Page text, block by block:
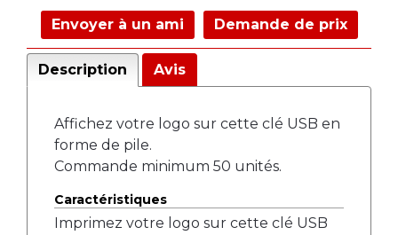
Envoyer à un ami Demande de prix
Description Avis
Affichez votre logo sur cette clé USB en
forme de pile.
Commande minimum 50 unités.
Caractéristiques
Imprimez votre logo sur cette clé USB